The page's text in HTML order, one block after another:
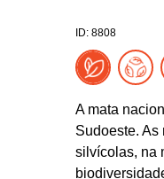
ID: 8808
A mata
Sudoeste.
silvícolas, na